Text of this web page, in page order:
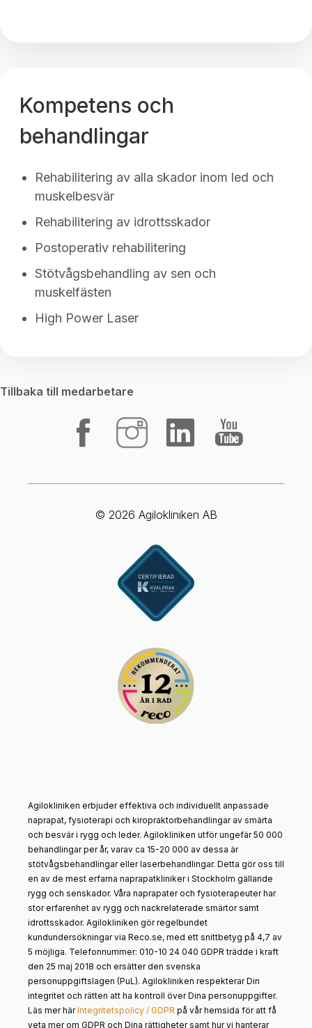
Kompetens och
behandlingar
Rehabilitering av alla skador inom led och
muskelbesvär
Rehabilitering av idrottsskador
Postoperativ rehabilitering
Stötvågsbehandling av sen och
muskelfästen
High Power Laser
Tillbaka till medarbetare
© 2026 Agilokliniken AB
Agilokliniken erbjuder effektiva och individuellt anpassade
naprapat, fysioterapi och kiropraktorbehandlingar av smärta
och besvär i rygg och leder. Agilokliniken utför ungefär 50 000
behandlingar per år, varav ca 15-20 000 av dessa är
stötvågsbehandlingar eller laserbehandlingar. Detta gör oss till
en av de mest erfarna naprapatkliniker i Stockholm gällande
rygg och senskador. Våra naprapater och fysioterapeuter har
stor erfarenhet av rygg och nackrelaterade smärtor samt
idrottsskador. Agilokliniken gör regelbundet
kundundersökningar via Reco.se, med ett snittbetyg på 4,7 av
5 möjliga. Telefonnummer: 010-10 24 040 GDPR trädde i kraft
den 25 maj 2018 och ersätter den svenska
personuppgiftslagen (PuL). Agilokliniken respekterar Din
integritet och rätten att ha kontroll över Dina personuppgifter.
Läs mer härIntegritetspolicy / GDPR på vår hemsida för att få
veta mer om GDPR och Dina rättigheter samt hur vi hanterar